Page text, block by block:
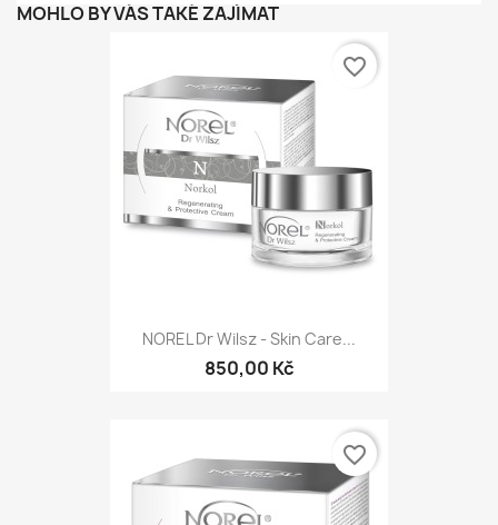
MOHLO BY VÁS TAKÉ ZAJÍMAT
NOREL Dr Wilsz - Skin Care...
850,00 Kč
favorite_border
favorite_border